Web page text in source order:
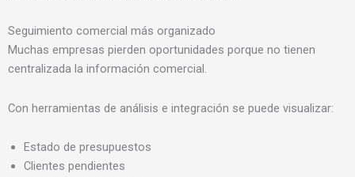
Seguimiento comercial más organizado
Muchas empresas pierden oportunidades porque no tienen
centralizada la información comercial.
Con herramientas de análisis e integración se puede visualizar:
Estado de presupuestos
Clientes pendientes